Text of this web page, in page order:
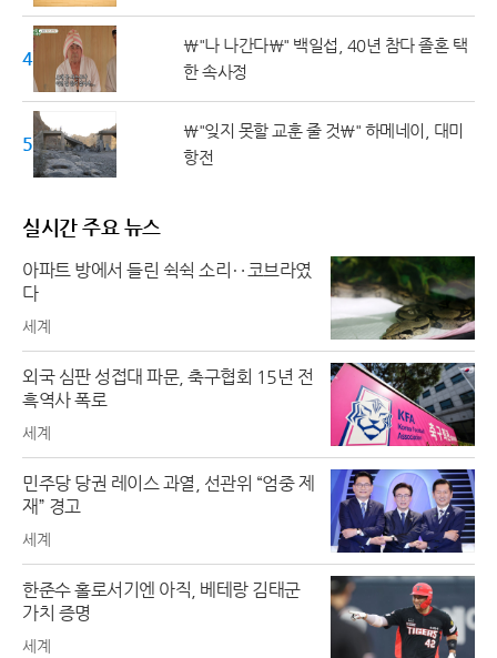
40대
\"나 나간다\" 백일섭, 40년 참다 졸혼 택
한 속사정
50대 ↑
\"잊지 못할 교훈 줄 것\" 하메네이, 대미
항전
실시간 주요 뉴스
아파트 방에서 들린 쉭쉭 소리‥코브라였
다
세계
외국 심판 성접대 파문, 축구협회 15년 전
흑역사 폭로
세계
민주당 당권 레이스 과열, 선관위 “엄중 제
재” 경고
세계
한준수 홀로서기엔 아직, 베테랑 김태군
가치 증명
세계